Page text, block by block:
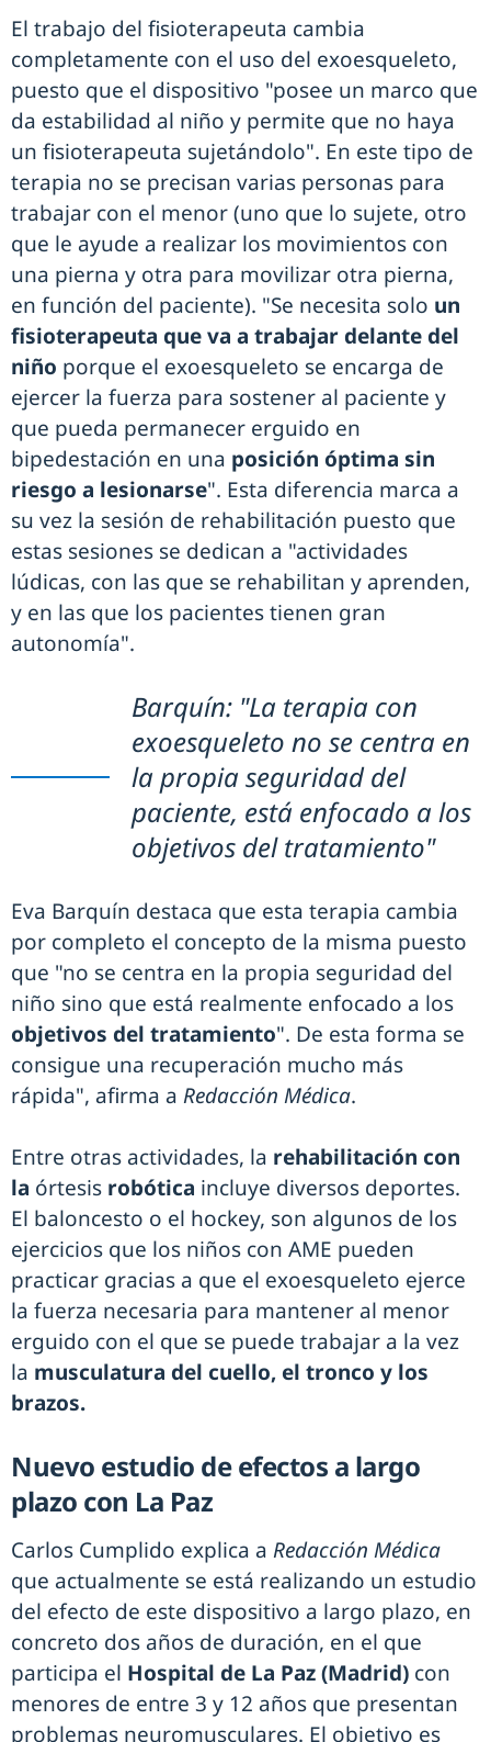
El trabajo del fisioterapeuta cambia
completamente con el uso del exoesqueleto,
puesto que el dispositivo "posee un marco que
da estabilidad al niño y permite que no haya
un fisioterapeuta sujetándolo". En este tipo de
terapia no se precisan varias personas para
trabajar con el menor (uno que lo sujete, otro
que le ayude a realizar los movimientos con
una pierna y otra para movilizar otra pierna,
en función del paciente). "Se necesita solo un
fisioterapeuta que va a trabajar delante del
niño porque el exoesqueleto se encarga de
ejercer la fuerza para sostener al paciente y
que pueda permanecer erguido en
bipedestación en una posición óptima sin
riesgo a lesionarse". Esta diferencia marca a
su vez la sesión de rehabilitación puesto que
estas sesiones se dedican a "actividades
lúdicas, con las que se rehabilitan y aprenden,
y en las que los pacientes tienen gran
autonomía".
Barquín: "La terapia con
exoesqueleto no se centra en
la propia seguridad del
paciente, está enfocado a los
objetivos del tratamiento"
Eva Barquín destaca que esta terapia cambia
por completo el concepto de la misma puesto
que "no se centra en la propia seguridad del
niño sino que está realmente enfocado a los
objetivos del tratamiento". De esta forma se
consigue una recuperación mucho más
rápida", afirma a Redacción Médica.
Entre otras actividades, la rehabilitación con
la órtesis robótica incluye diversos deportes.
El baloncesto o el hockey, son algunos de los
ejercicios que los niños con AME pueden
practicar gracias a que el exoesqueleto ejerce
la fuerza necesaria para mantener al menor
erguido con el que se puede trabajar a la vez
la musculatura del cuello, el tronco y los
brazos.
Nuevo estudio de efectos a largo
plazo con La Paz
Carlos Cumplido explica a Redacción Médica
que actualmente se está realizando un estudio
del efecto de este dispositivo a largo plazo, en
concreto dos años de duración, en el que
participa el Hospital de La Paz (Madrid) con
menores de entre 3 y 12 años que presentan
problemas neuromusculares. El objetivo es